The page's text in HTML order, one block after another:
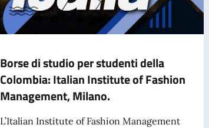
Borse di studio per studenti della
Colombia: Italian Institute of Fashion
Management, Milano.
L’Italian Institute of Fashion Management